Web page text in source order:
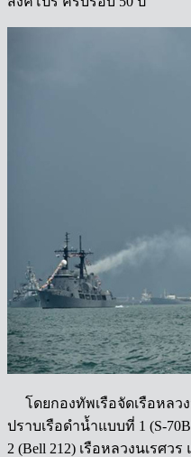
โดยกองทัพเรือจัดเรือหลว
ปราบเรือดำน้ำแบบที่ 1 (S-
2 (Bell 212) เรือหลวงนเรศว